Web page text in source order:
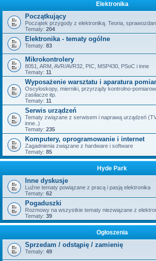
Elektronika
Początkujący
Początek przygody z elektroniką. Teoria,
Tematy: 204
Elektronika - tematy ogólne
Tematy: 83
Mikrokontrolery
8051, ARM, AVR/AVR32, PIC, MSP430, PSoC i inne
Tematy: 11
Wyposażenie warsztatu i aparatura
Oscyloskopy, mierniki, przyrządy kontrolno-
zasilacze itp.
Tematy: 11
Serwis urządzeń
Tematy związane z serwisem i naprawą urządzeń
inne..)
Tematy: 235
Komputery, oprogramowanie i internet
Zagadnienia związane z hardware i software
Tematy: 85
Hyde Park
Inne dyskusje
Luźne tematy powiązane z pracą i pasją elektronika
Tematy: 62
Pogaduszki
Rozmowy na wszystkie tematy niezwiązane z
Tematy: 39
Ogłoszenia
Sprzedam / odstąpię / zamienię
Tematy: 49